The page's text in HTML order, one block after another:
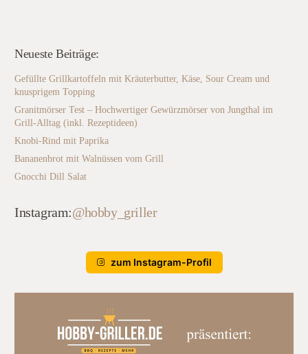
Neueste Beiträge:
Gefüllte Grillkartoffeln mit Kräuterbutter, Käse, Sour Cream und
knusprigem Topping
Granitmörser Test – Hochwertiger Gewürzmörser von Jungthal im
Grill-Alltag (inkl. Rezeptideen)
Knobi-Rind mit Paprika
Bananenbrot mit Walnüssen vom Grill
Gnocchi Dill Salat
Instagram:@hobby_griller
zum Instagram-Profil